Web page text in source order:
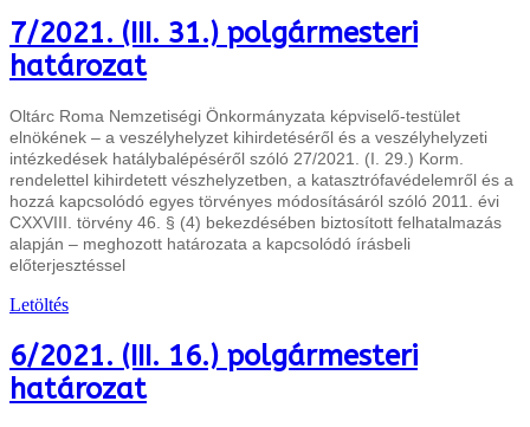
7/2021. (III. 31.) polgármesteri
határozat
Oltárc Roma Nemzetiségi Önkormányzata képviselő-testület
elnökének – a veszélyhelyzet kihirdetéséről és a veszélyhelyzeti
intézkedések hatálybalépéséről szóló 27/2021. (I. 29.) Korm.
rendelettel kihirdetett vészhelyzetben, a katasztrófavédelemről és a
hozzá kapcsolódó egyes törvényes módosításáról szóló 2011. évi
CXXVIII. törvény 46. § (4) bekezdésében biztosított felhatalmazás
alapján – meghozott határozata a kapcsolódó írásbeli
előterjesztéssel
Letöltés
6/2021. (III. 16.) polgármesteri
határozat